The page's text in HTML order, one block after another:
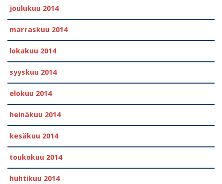
joulukuu 2014
marraskuu 2014
lokakuu 2014
syyskuu 2014
elokuu 2014
heinäkuu 2014
kesäkuu 2014
toukokuu 2014
huhtikuu 2014